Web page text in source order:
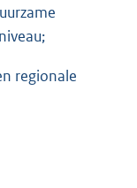
regionale